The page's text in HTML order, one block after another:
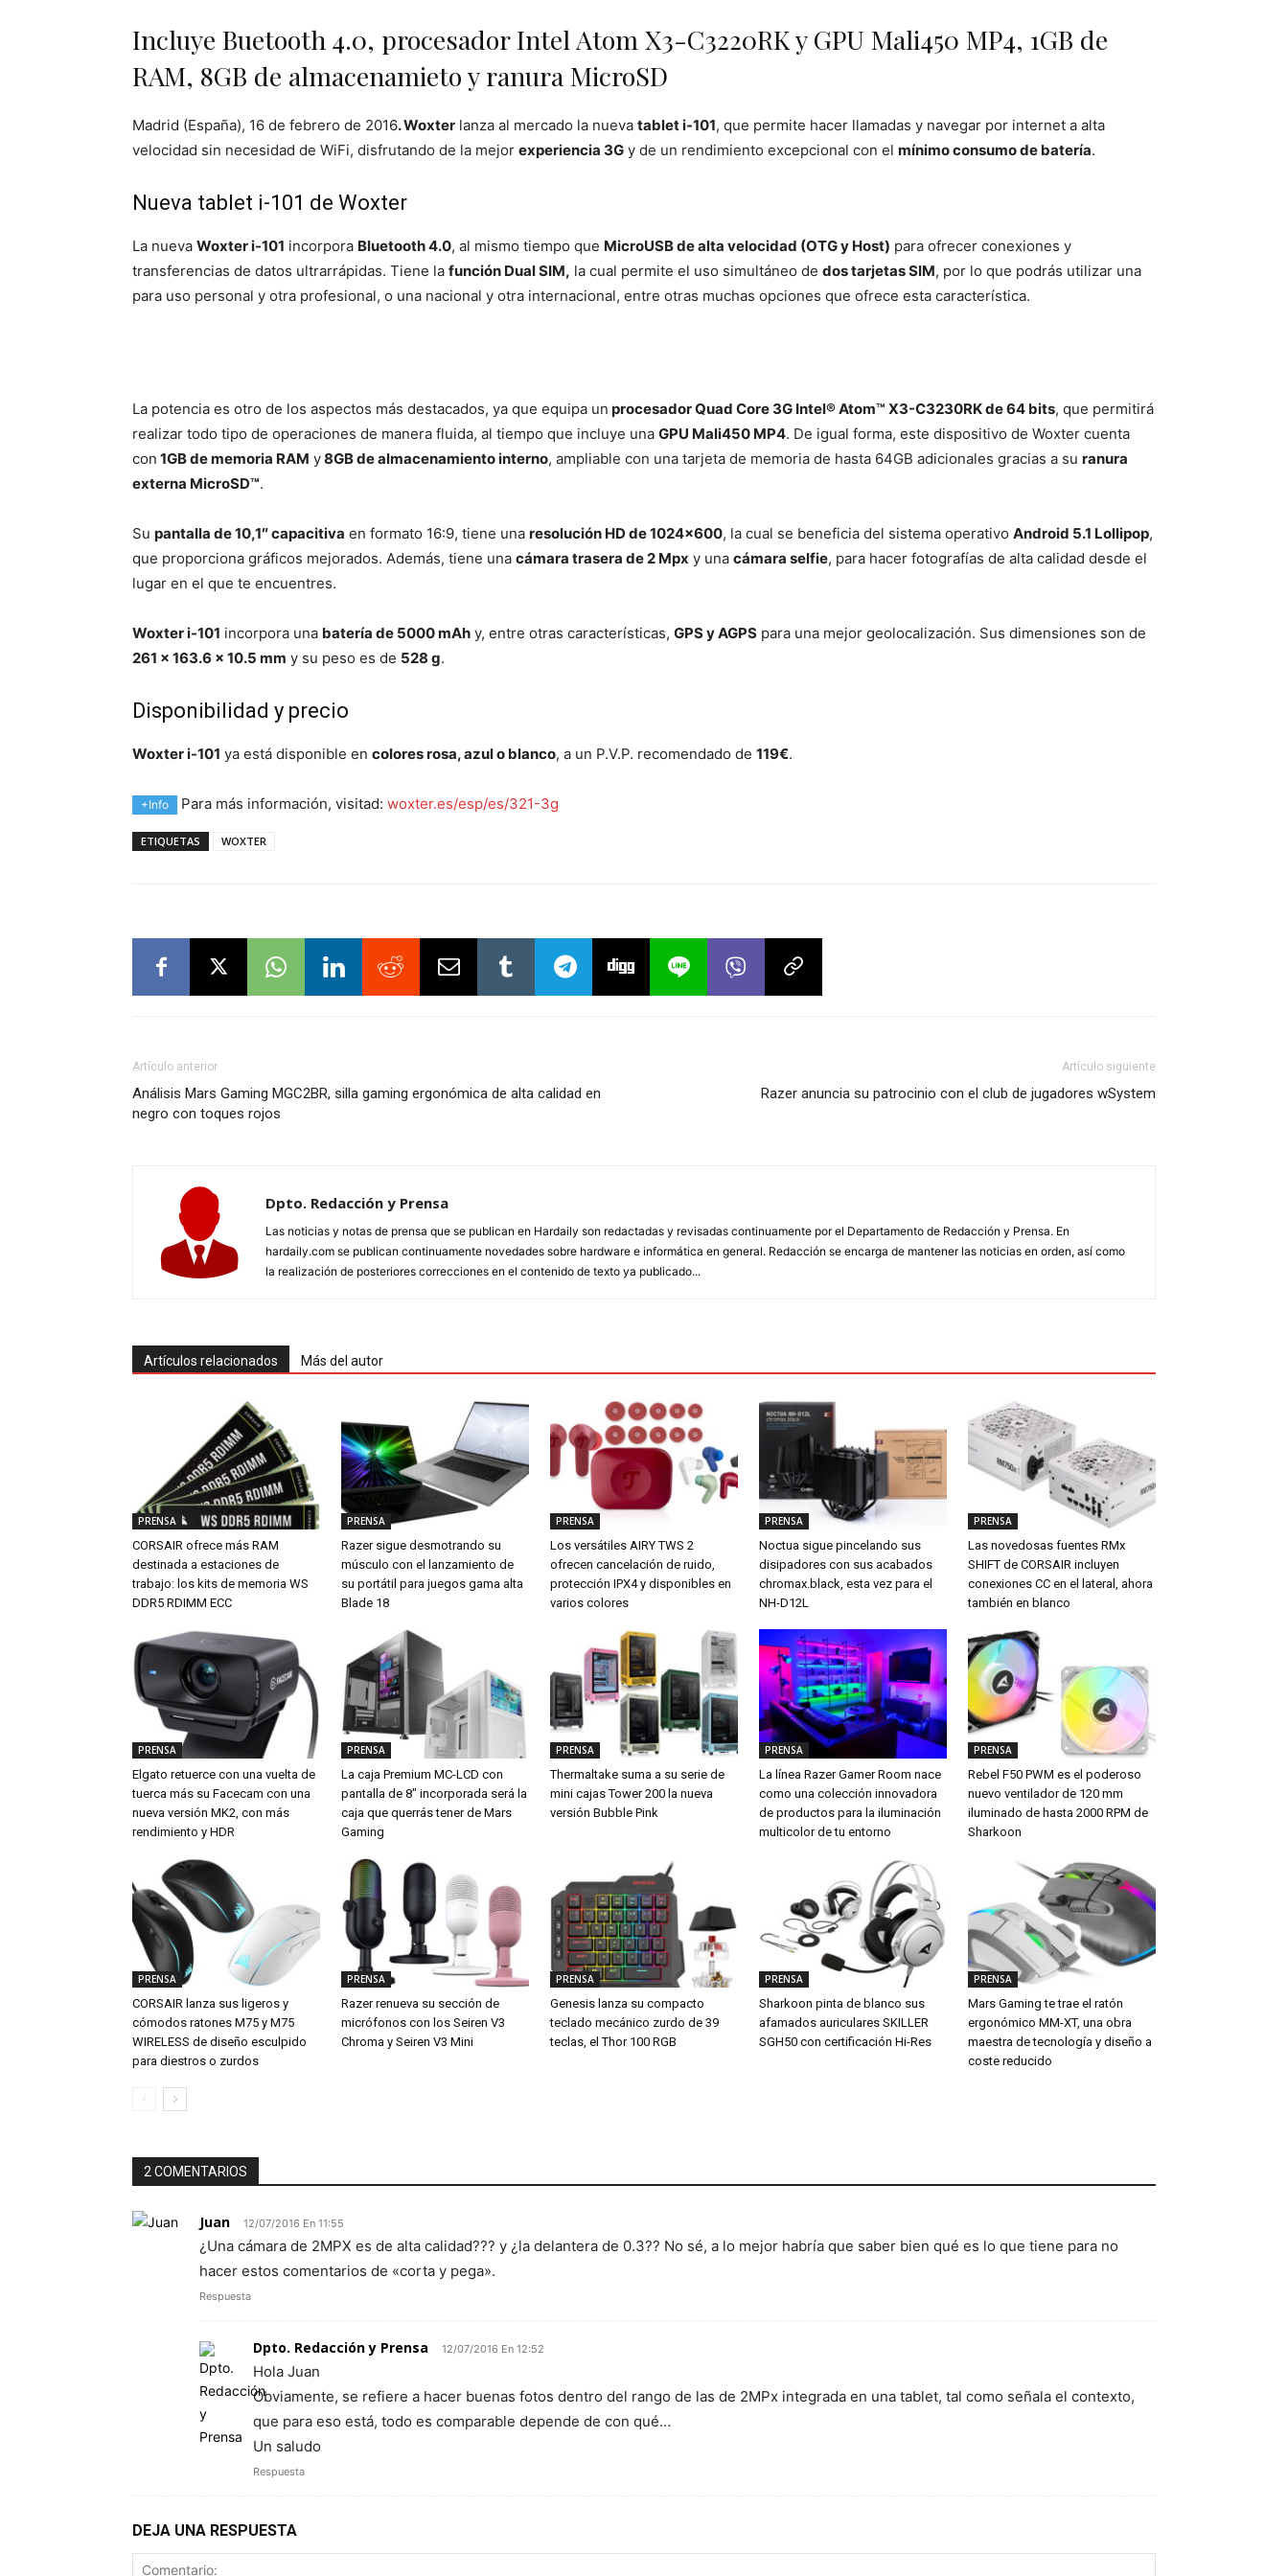
Incluye Buetooth 4.0, procesador Intel Atom X3-C3220RK y GPU Mali450 MP4, 1GB de
RAM, 8GB de almacenamieto y ranura MicroSD
Madrid (España), 16 de febrero de 2016. Woxter lanza al mercado la nueva tablet i-101, que permite hacer llamadas y navegar por internet a alta
velocidad sin necesidad de WiFi, disfrutando de la mejor experiencia 3G y de un rendimiento excepcional con el mínimo consumo de batería.
Nueva tablet i-101 de Woxter
La nueva Woxter i-101 incorpora Bluetooth 4.0, al mismo tiempo que MicroUSB de alta velocidad (OTG y Host) para ofrecer conexiones y
transferencias de datos ultrarrápidas. Tiene la función Dual SIM, la cual permite el uso simultáneo de dos tarjetas SIM, por lo que podrás utilizar una
para uso personal y otra profesional, o una nacional y otra internacional, entre otras muchas opciones que ofrece esta característica.
La potencia es otro de los aspectos más destacados, ya que equipa un procesador Quad Core 3G Intel® Atom™ X3-C3230RK de 64 bits, que permitirá
realizar todo tipo de operaciones de manera fluida, al tiempo que incluye una GPU Mali450 MP4. De igual forma, este dispositivo de Woxter cuenta
con 1GB de memoria RAM y8GB de almacenamiento interno, ampliable con una tarjeta de memoria de hasta 64GB adicionales gracias a su ranura
externa MicroSD™.
Su pantalla de 10,1″ capacitiva en formato 16:9, tiene una resolución HD de 1024×600, la cual se beneficia del sistema operativo Android 5.1 Lollipop,
que proporciona gráficos mejorados. Además, tiene una cámara trasera de 2 Mpx y una cámara selfie, para hacer fotografías de alta calidad desde el
lugar en el que te encuentres.
Woxter i-101 incorpora una batería de 5000 mAh y, entre otras características, GPS y AGPS para una mejor geolocalización. Sus dimensiones son de
261 x 163.6 x 10.5 mm y su peso es de 528 g.
Disponibilidad y precio
Woxter i-101 ya está disponible en colores rosa, azul o blanco, a un P.V.P. recomendado de 119€.
+Info Para más información, visitad: woxter.es/esp/es/321-3g
ETIQUETAS WOXTER
Artículo anterior
Análisis Mars Gaming MGC2BR, silla gaming ergonómica de alta calidad en
negro con toques rojos
Artículo siguiente
Razer anuncia su patrocinio con el club de jugadores wSystem
Dpto. Redacción y Prensa
Las noticias y notas de prensa que se publican en Hardaily son redactadas y revisadas continuamente por el Departamento de Redacción y Prensa. En
hardaily.com se publican continuamente novedades sobre hardware e informática en general. Redacción se encarga de mantener las noticias en orden, así como
la realización de posteriores correcciones en el contenido de texto ya publicado...
Artículos relacionados Más del autor
PRENSA
CORSAIR ofrece más RAM
destinada a estaciones de
trabajo: los kits de memoria WS
DDR5 RDIMM ECC
PRENSA
Razer sigue desmotrando su
músculo con el lanzamiento de
su portátil para juegos gama alta
Blade 18
PRENSA
Los versátiles AIRY TWS 2
ofrecen cancelación de ruido,
protección IPX4 y disponibles en
varios colores
PRENSA
Noctua sigue pincelando sus
disipadores con sus acabados
chromax.black, esta vez para el
NH-D12L
PRENSA
Las novedosas fuentes RMx
SHIFT de CORSAIR incluyen
conexiones CC en el lateral, ahora
también en blanco
PRENSA
Elgato retuerce con una vuelta de
tuerca más su Facecam con una
nueva versión MK2, con más
rendimiento y HDR
PRENSA
La caja Premium MC-LCD con
pantalla de 8″ incorporada será la
caja que querrás tener de Mars
Gaming
PRENSA
Thermaltake suma a su serie de
mini cajas Tower 200 la nueva
versión Bubble Pink
PRENSA
La línea Razer Gamer Room nace
como una colección innovadora
de productos para la iluminación
multicolor de tu entorno
PRENSA
Rebel F50 PWM es el poderoso
nuevo ventilador de 120 mm
iluminado de hasta 2000 RPM de
Sharkoon
PRENSA
CORSAIR lanza sus ligeros y
cómodos ratones M75 y M75
WIRELESS de diseño esculpido
para diestros o zurdos
PRENSA
Razer renueva su sección de
micrófonos con los Seiren V3
Chroma y Seiren V3 Mini
PRENSA
Genesis lanza su compacto
teclado mecánico zurdo de 39
teclas, el Thor 100 RGB
PRENSA
Sharkoon pinta de blanco sus
afamados auriculares SKILLER
SGH50 con certificación Hi-Res
PRENSA
Mars Gaming te trae el ratón
ergonómico MM-XT, una obra
maestra de tecnología y diseño a
coste reducido
2 COMENTARIOS
Juan 12/07/2016 En 11:55
¿Una cámara de 2MPX es de alta calidad??? y ¿la delantera de 0.3?? No sé, a lo mejor habría que saber bien qué es lo que tiene para no
hacer estos comentarios de «corta y pega».
Respuesta
Dpto. Redacción y Prensa 12/07/2016 En 12:52
Hola Juan
Obviamente, se refiere a hacer buenas fotos dentro del rango de las de 2MPx integrada en una tablet, tal como señala el contexto,
que para eso está, todo es comparable depende de con qué…
Un saludo
Respuesta
DEJA UNA RESPUESTA